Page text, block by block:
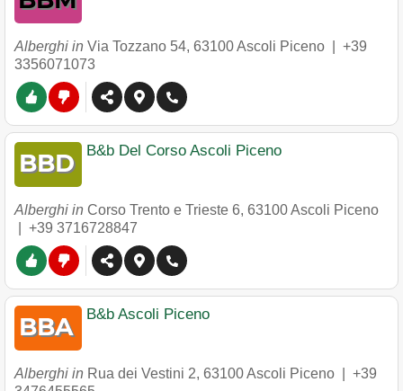
Alberghi in Via Tozzano 54, 63100Ascoli Piceno
+39
3356071073
B&b Del Corso Ascoli Piceno
Alberghi in Corso Trento e Trieste 6, 63100Ascoli Piceno
+39 3716728847
B&b Ascoli Piceno
Alberghi in Rua dei Vestini 2, 63100Ascoli Piceno
+39